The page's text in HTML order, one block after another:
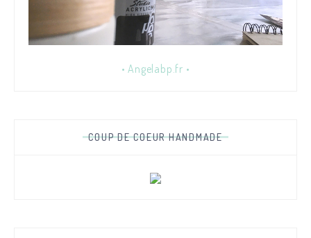
• Angelabp.fr •
COUP DE COEUR HANDMADE